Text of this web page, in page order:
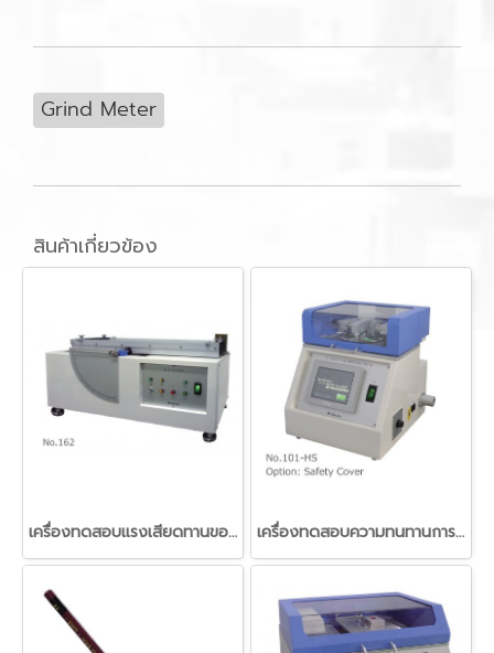
Grind Meter
สินค้าเกี่ยวข้อง
เครื่องทดสอบแรงเสียดทานของวัสดุฟิลม์พลาสติก (Slip tester) เครื่องทดสอบความทนทานการขัดถูของวัสดุแบบ Taber (Taber type abrasion tester)